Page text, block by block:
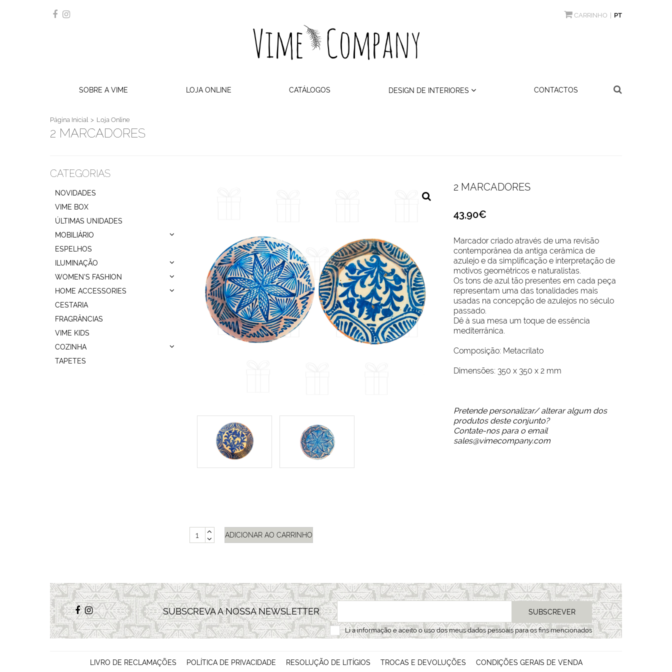
CARRINHO PT
SOBRE A VIME LOJA ONLINE CATÁLOGOS DESIGN DE INTERIORES CONTACTOS
Página Inicial Loja Online
2 MARCADORES
CATEGORIAS
NOVIDADES
VIME BOX
ÚLTIMAS UNIDADES
MOBILIÁRIO
ESPELHOS
ILUMINAÇÃO
WOMEN'S FASHION
HOME ACCESSORIES
CESTARIA
FRAGRÂNCIAS
VIME KIDS
COZINHA
TAPETES
2 MARCADORES
43,90€
Marcador criado através de uma revisão
contemporânea da antiga cerâmica de
azulejo e da simplificação e interpretação de
motivos geométricos e naturalistas.
Os tons de azul tão presentes em cada peça
representam uma das tonalidades mais
usadas na concepção de azulejos no século
passado.
Dê à sua mesa um toque de essência
mediterrânica.
Composição: Metacrilato
Dimensões: 350 x 350 x 2 mm
Pretende personalizar/ alterar algum dos
produtos deste conjunto?
Contate-nos para o email
sales@vimecompany.com
ADICIONAR AO CARRINHO
SUBSCREVA A NOSSA NEWSLETTER SUBSCREVER
Li ainformaçãoe aceito o uso dos meus dados pessoais para os fins mencionados
LIVRO DE RECLAMAÇÕES POLÍTICA DE PRIVACIDADE RESOLUÇÃO DE LITÍGIOS TROCAS E DEVOLUÇÕES CONDIÇÕES GERAIS DE VENDA